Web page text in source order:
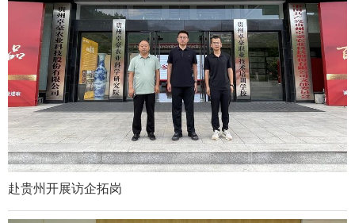
赴贵州开展访企拓岗